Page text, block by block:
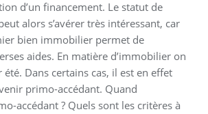
d’un financement. Le statut de
alors s’avérer très intéressant, car
bien immobilier permet de
aides. En matière d’immobilier on
Dans certains cas, il est en effet
primo-accédant. Quand
accédant ? Quels sont les critères à